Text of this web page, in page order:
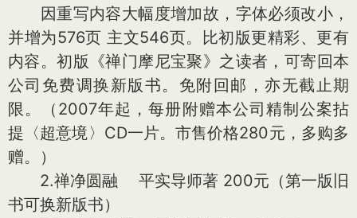
因重写内容大幅度增加故，字体必须改小，
并增为576页 主文546页。比初版更精彩、更有
内容。初版《禅门摩尼宝聚》之读者，可寄回本
公司免费调换新版书。免附回邮，亦无截止期
限。（2007年起，每册附赠本公司精制公案拈
提〈超意境〉CD一片。市售价格280元，多购多
赠。）
2.禅净圆融 平实导师著 200元（第一版旧
书可换新版书）